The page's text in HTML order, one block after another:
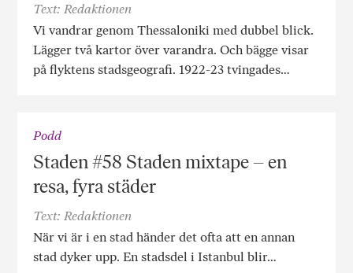
Text: Redaktionen
Vi vandrar genom Thessaloniki med dubbel blick.
Lägger två kartor över varandra. Och bägge visar
på flyktens stadsgeografi. 1922-23 tvingades…
Podd
Staden #58 Staden mixtape – en
resa, fyra städer
Text: Redaktionen
När vi är i en stad händer det ofta att en annan
stad dyker upp. En stadsdel i Istanbul blir…